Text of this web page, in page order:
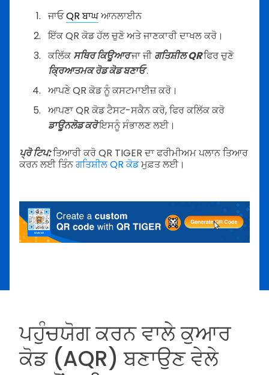
ਜਾਓQR ਬਾਘਆਨਲਾਈਨ
ਇੱਕ QR ਕੋਡ ਹੱਲ ਚੁਣੋ ਅਤੇ ਜਾਣਕਾਰੀ ਦਾਖਲ ਕਰੋ।
ਕਲਿੱਕ ਸਥਿਰ ਕਿਊਆਰਜਾ ਜੀ ਗਤਿਸ਼ੀਲ QRਫਿਰ ਚੁਣੋ
ਕ੍ਰਿਆਤਮਕ ਰੋਡ ਕੋਡ ਬਣਾਓ.
ਆਪਣੇ QR ਕੋਡ ਨੂੰ ਕਸਟਮਾਈਜ਼ ਕਰੋ।
ਆਪਣਾ QR ਕੋਡ ਟੈਸਟ-ਸਕੈਨ ਕਰੋ, ਫਿਰ ਕਲਿੱਕ ਕਰੋ
ਡਾਊਨਲੋਡ ਕਰੋਇਸਨੂੰ ਸੰਭਾਲਣ ਲਈ।
ਪ੍ਰੋ ਟਿਪ:ਤਿਆਰੀ ਕਰੋ QR TIGER ਦਾ ਫਰੀਮੀਅਮ ਪਲਾਨ ਤਿਆਰ
ਕਰਨ ਲਈ ਤਿੰਨਗਤਿਸ਼ੀਲ QR ਕੋਡਮੁਫ਼ਤ ਲਈ।
ਪਹੁੰਚਯੋਗ ਕਰਨ ਵਾਲੇ ਕੁਆਰ
ਕੋਡ (AQR) ਬਣਾਉਣ ਵੇਲੇ